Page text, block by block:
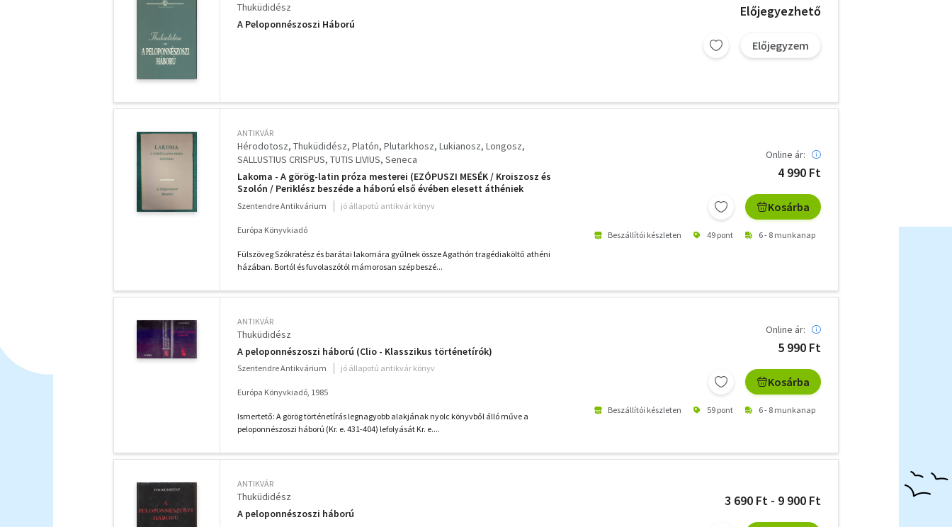
Thuküdidész
A Peloponnészoszi Háború
Előjegyezhető
Előjegyzem
ANTIKVÁR
Hérodotosz Thuküdidész Platón Plutarkhosz Lukianosz Longosz
SALLUSTIUS CRISPUS TUTIS LIVIUS Seneca
Lakoma - A görög-latin próza mesterei (EZÓPUSZI MESÉK / Kroiszosz és
Szolón / Periklész beszéde a háború első évében elesett áthéniek
temetésén / Lakoma / Alexandrosz / A tragikus Zeusz / Daphnisz és Chloé /
Catilina összeesküvése / áték az isteni...)
Szentendre Antikvárium jó állapotú antikvár könyv
Európa Könyvkiadó
Fülszöveg Szókratész és barátai lakomára gyűlnek össze Agathón tragédiaköltő athéni
házában. Bortól és fuvolaszótól mámorosan szép beszé...
Online ár:
4 990 Ft
Kosárba
Beszállítói készleten 49 pont 6 - 8 munkanap
ANTIKVÁR
Thuküdidész
A peloponnészoszi háború (Clio - Klasszikus történetírók)
Szentendre Antikvárium jó állapotú antikvár könyv
Európa Könyvkiadó, 1985
Ismertető: A görög történetírás legnagyobb alakjának nyolc könyvből álló műve a
peloponnészoszi háború (Kr. e. 431-404) lefolyását Kr. e....
Online ár:
5 990 Ft
Kosárba
Beszállítói készleten 59 pont 6 - 8 munkanap
ANTIKVÁR
Thuküdidész
A peloponnészoszi háború
3 690 Ft - 9 900 Ft